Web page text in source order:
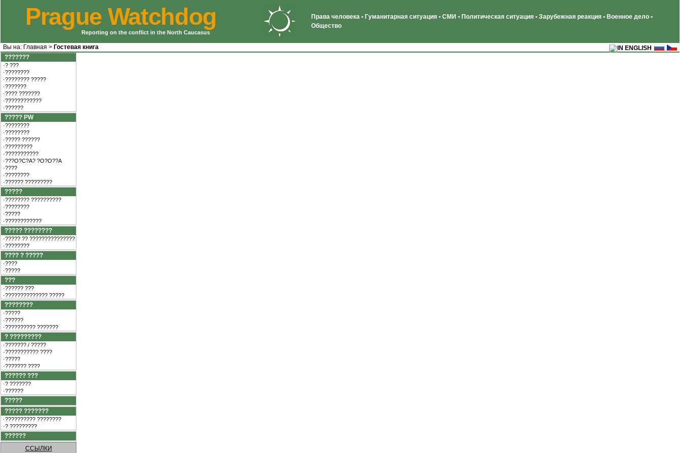
Prague Watchdog
Reporting on the conflict in the North Caucasus
Права человека • Гуманитарная ситуация • СМИ • Политическая ситуация • Зарубежная реакция • Военное дело •
Общество
Вы на: Главная > Гостевая книга
???????
·? ???
·????????
·???????? ?????
·???????
·???? ???????
·????????????
·??????
????? PW
·????????
·????????
·????? ??????
·?????????
·???????????
·???O?C?A? ?O?O??A
·????
·????????
·?????? ?????????
?????
·???????? ??????????
·????????
·?????
·????????????
????? ????????
·????? ?? ???????????????
·????????
???? ? ?????
·????
·?????
???
·?????? ???
·?????????????? ?????
????????
·?????
·??????
·?????????? ???????
? ?????????
·??????? / ?????
·??????????? ????
·?????
·??????? ????
?????? ???
·? ???????
·??????
?????
????? ???????
·?????????? ????????
·? ?????????
??????
ССЫЛКИ